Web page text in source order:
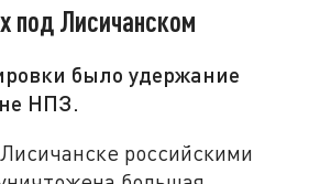
под Лисичанском
было удержание
НПЗ.
российскими